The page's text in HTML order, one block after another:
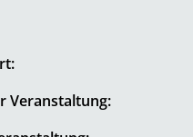
Veranstaltung: